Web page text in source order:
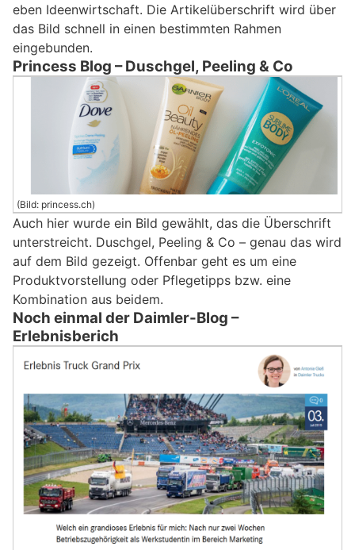
eben Ideenwirtschaft. Die Artikelüberschrift wird über
das Bild schnell in einen bestimmten Rahmen
eingebunden.
Princess Blog – Duschgel, Peeling & Co
(Bild: princess.ch)
Auch hier wurde ein Bild gewählt, das die Überschrift
unterstreicht. Duschgel, Peeling & Co – genau das wird
auf dem Bild gezeigt. Offenbar geht es um eine
Produktvorstellung oder Pflegetipps bzw. eine
Kombination aus beidem.
Noch einmal der Daimler-Blog –
Erlebnisberich